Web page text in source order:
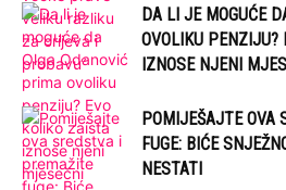
DA LI JE MOGUĆE
OVOLIKU PENZIJU?
IZNOSE NJENI
POMIJEŠAJTE OVA
FUGE: BIĆE
NESTATI